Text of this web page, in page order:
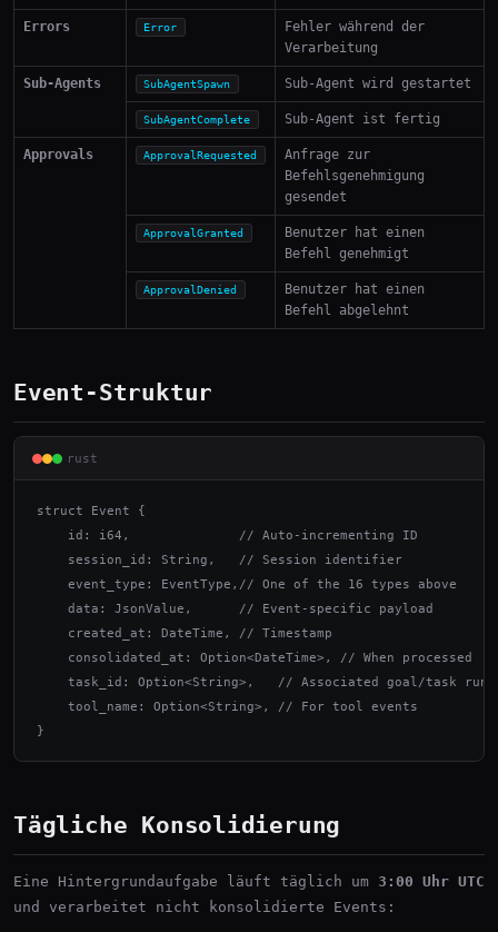
Errors Error
Fehler während der
Verarbeitung
Sub-Agents SubAgentSpawn Sub-Agent wird gestartet
SubAgentComplete Sub-Agent ist fertig
Approvals ApprovalRequested
Anfrage zur
Befehlsgenehmigung
gesendet
ApprovalGranted
Benutzer hat einen
Befehl genehmigt
ApprovalDenied
Benutzer hat einen
Befehl abgelehnt
Event-Struktur
rust
struct Event {
    id: i64,              // Auto-incrementing ID
    session_id: String,   // Session identifier
    event_type: EventType,// One of the 16 types above
    data: JsonValue,      // Event-specific payload
    created_at: DateTime, // Timestamp
    consolidated_at: Option<DateTime>, // When processed
    task_id: Option<String>,   // Associated goal/task run
    tool_name: Option<String>, // For tool events
}
Tägliche Konsolidierung
Eine Hintergrundaufgabe läuft täglich um 3:00 Uhr UTC
und verarbeitet nicht konsolidierte Events: